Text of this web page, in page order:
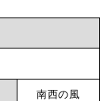
南西の風